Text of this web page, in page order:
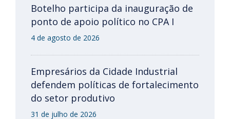
Botelho participa da inauguração de
ponto de apoio político no CPA I
4 de agosto de 2026
Empresários da Cidade Industrial
defendem políticas de fortalecimento
do setor produtivo
31 de julho de 2026